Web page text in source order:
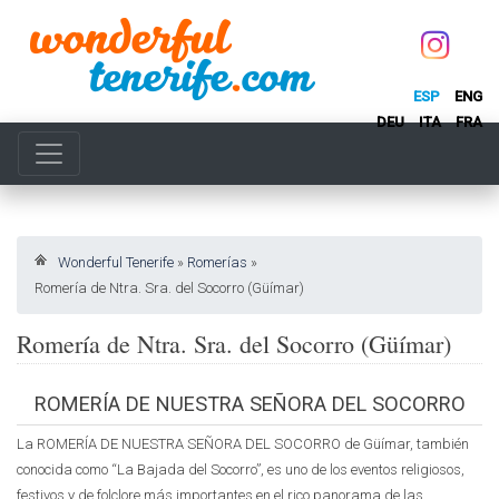
ESP
ENG
DEU
ITA FRA
Wonderful Tenerife » Romerías »
Romería de Ntra. Sra. del Socorro (Güímar)
Romería de Ntra. Sra. del Socorro (Güímar)
ROMERÍA DE NUESTRA SEÑORA DEL SOCORRO
La ROMERÍA DE NUESTRA SEÑORA DEL SOCORRO de Güímar, también
conocida como “La Bajada del Socorro”, es uno de los eventos religiosos,
festivos y de folclore más importantes en el rico panorama de las